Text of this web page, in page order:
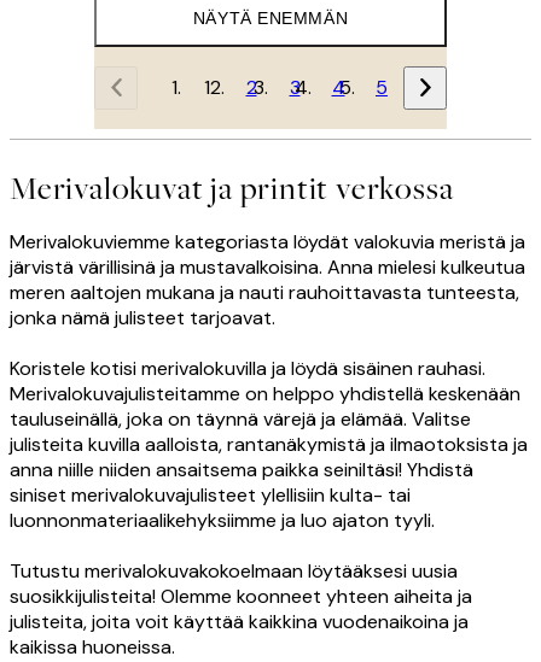
NÄYTÄ ENEMMÄN
1 2 3 4 5
Merivalokuvat ja printit verkossa
Merivalokuviemme kategoriasta löydät valokuvia meristä ja
järvistä värillisinä ja mustavalkoisina. Anna mielesi kulkeutua
meren aaltojen mukana ja nauti rauhoittavasta tunteesta,
jonka nämä julisteet tarjoavat.
Koristele kotisi merivalokuvilla ja löydä sisäinen rauhasi.
Merivalokuvajulisteitamme on helppo yhdistellä keskenään
tauluseinällä, joka on täynnä värejä ja elämää. Valitse
julisteita kuvilla aalloista, rantanäkymistä ja ilmaotoksista ja
anna niille niiden ansaitsema paikka seiniltäsi! Yhdistä
siniset merivalokuvajulisteet ylellisiin kulta- tai
luonnonmateriaalikehyksiimme ja luo ajaton tyyli.
Tutustu merivalokuvakokoelmaan löytääksesi uusia
suosikkijulisteita! Olemme koonneet yhteen aiheita ja
julisteita, joita voit käyttää kaikkina vuodenaikoina ja
kaikissa huoneissa.